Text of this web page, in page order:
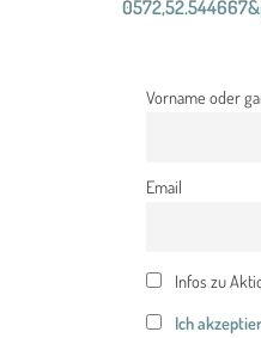
Vorname oder
Email
Infos zu
Ich